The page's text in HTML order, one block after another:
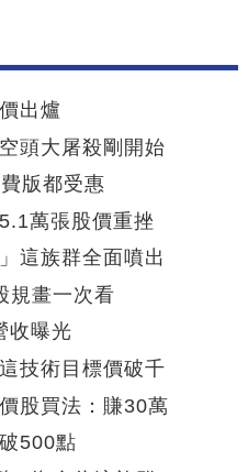
出爐
頭大屠殺剛開始
版都受惠
萬張股價重挫
這族群全面噴出
規畫一次看
收曝光
技術目標價破千
股買法：賺30萬
500點